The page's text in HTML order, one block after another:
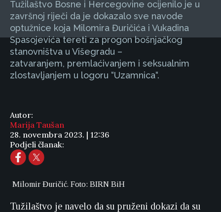
Tužilaštvo Bosne i Hercegovine ocijenilo je u
završnoj riječi da je dokazalo sve navode
optužnice koja Milomira Đuričića i Vukadina
Spasojevića tereti za progon bošnjačkog
stanovništva u Višegradu –
zatvaranjem, premlaćivanjem i seksualnim
zlostavljanjem u logoru “Uzamnica“.
Autor:
Marija Taušan
28. novembra 2023. | 12:36
Podjeli članak:
Milomir Đuričić. Foto: BIRN BiH
Tužilaštvo je navelo da su pruženi dokazi da su